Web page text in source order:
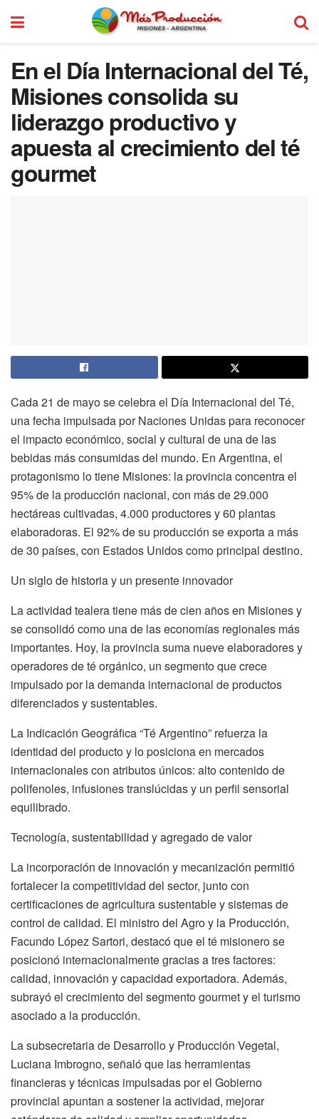
En el Día Internacional del Té,
Misiones consolida su
liderazgo productivo y
apuesta al crecimiento del té
gourmet
Cada 21 de mayo se celebra el Día Internacional del Té,
una fecha impulsada por Naciones Unidas para reconocer
el impacto económico, social y cultural de una de las
bebidas más consumidas del mundo. En Argentina, el
protagonismo lo tiene Misiones: la provincia concentra el
95% de la producción nacional, con más de 29.000
hectáreas cultivadas, 4.000 productores y 60 plantas
elaboradoras. El 92% de su producción se exporta a más
de 30 países, con Estados Unidos como principal destino.
Un siglo de historia y un presente innovador
La actividad tealera tiene más de cien años en Misiones y
se consolidó como una de las economías regionales más
importantes. Hoy, la provincia suma nueve elaboradores y
operadores de té orgánico, un segmento que crece
impulsado por la demanda internacional de productos
diferenciados y sustentables.
La Indicación Geográfica “Té Argentino” refuerza la
identidad del producto y lo posiciona en mercados
internacionales con atributos únicos: alto contenido de
polifenoles, infusiones translúcidas y un perfil sensorial
equilibrado.
Tecnología, sustentabilidad y agregado de valor
La incorporación de innovación y mecanización permitió
fortalecer la competitividad del sector, junto con
certificaciones de agricultura sustentable y sistemas de
control de calidad. El ministro del Agro y la Producción,
Facundo López Sartori, destacó que el té misionero se
posicionó internacionalmente gracias a tres factores:
calidad, innovación y capacidad exportadora. Además,
subrayó el crecimiento del segmento gourmet y el turismo
asociado a la producción.
La subsecretaria de Desarrollo y Producción Vegetal,
Luciana Imbrogno, señaló que las herramientas
financieras y técnicas impulsadas por el Gobierno
provincial apuntan a sostener la actividad, mejorar